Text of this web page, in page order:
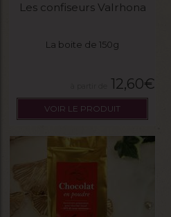
Les confiseurs Valrhona
La boite de 150g
12,60€
VOIR LE PRODUIT